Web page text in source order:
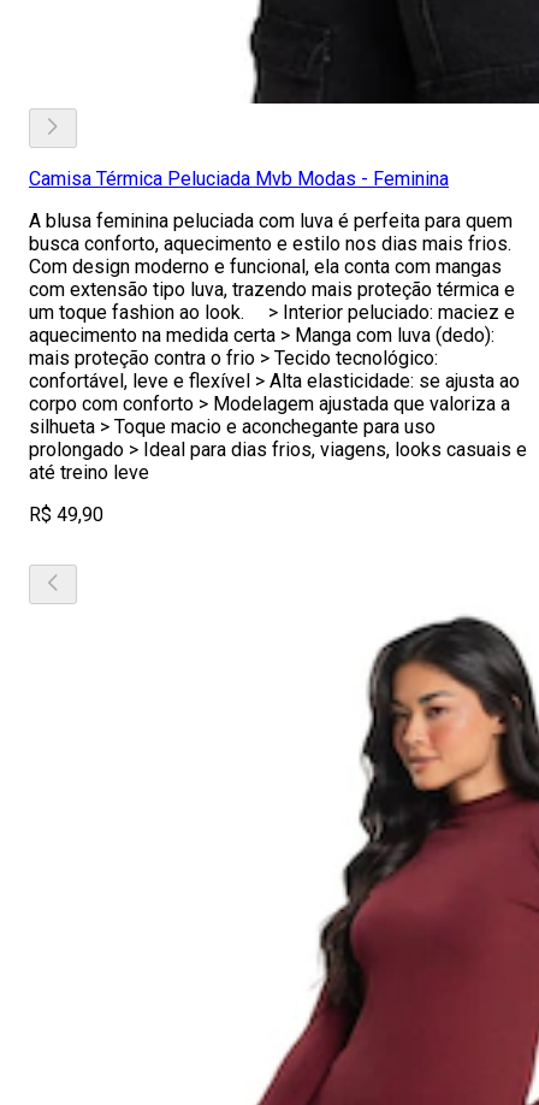
Camisa Térmica Peluciada Mvb Modas - Feminina
A blusa feminina peluciada com luva é perfeita para quem
busca conforto, aquecimento e estilo nos dias mais frios.
Com design moderno e funcional, ela conta com mangas
com extensão tipo luva, trazendo mais proteção térmica e
um toque fashion ao look. > Interior peluciado: maciez e
aquecimento na medida certa > Manga com luva (dedo):
mais proteção contra o frio > Tecido tecnológico:
confortável, leve e flexível > Alta elasticidade: se ajusta ao
corpo com conforto > Modelagem ajustada que valoriza a
silhueta > Toque macio e aconchegante para uso
prolongado > Ideal para dias frios, viagens, looks casuais e
até treino leve
R$ 49,90